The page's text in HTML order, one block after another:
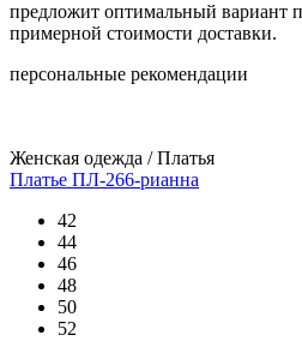
предложит оптимальный вариант
примерной стоимости доставки.
персональные рекомендации
Женская одежда / Платья
Платье ПЛ-266-рианна
42
44
46
48
50
52